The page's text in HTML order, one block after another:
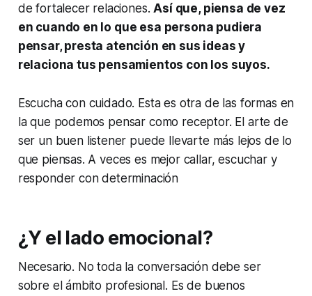
de fortalecer relaciones.Así que, piensa de vez
en cuando en lo que esa persona pudiera
pensar, presta atención en sus ideas y
relaciona tus pensamientos con los suyos.
Escucha con cuidado. Esta es otra de las formas en
la que podemos pensar como receptor. El arte de
ser un buenlistener puede llevarte más lejos de lo
que piensas. A veces es mejor callar, escuchar y
responder con determinación
¿Y el lado emocional?
Necesario. No toda la conversación debe ser
sobre el ámbito profesional. Es de buenos